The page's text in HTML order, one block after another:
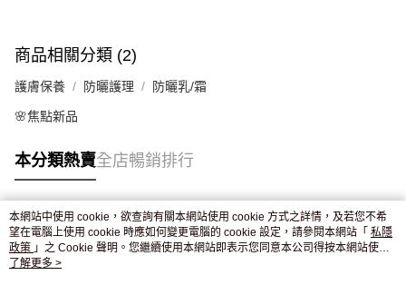
商品相關分類 (2)
護膚保養 防曬護理 防曬乳/霜
🌸焦點新品
本分類熱賣全店暢銷排行
熱門標籤
熱銷排行
本網站中使用 cookie，欲查詢有關本網站使用 cookie 方式之詳情，及若您不希
望在電腦上使用 cookie 時應如何變更電腦的 cookie 設定，請參閱本網站「 私隱
政策 」之 Cookie 聲明。您繼續使用本網站即表示您同意本公司得按本網站使用
條款之 Cookie 聲明使用 cookie。
了解更多 >